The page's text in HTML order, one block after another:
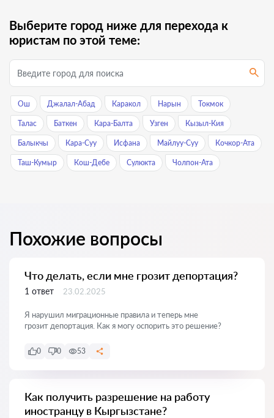
Выберите город ниже для перехода к
юристам по этой теме:
Ош Джалал-Абад Каракол Нарын Токмок
Талас Баткен Кара-Балта Узген Кызыл-Кия
Балыкчы Кара-Суу Исфана Майлуу-Суу Кочкор-Ата
Таш-Кумыр Кош-Дебе Сулюкта Чолпон-Ата
Похожие вопросы
Что делать, если мне грозит депортация?
1 ответ 23.02.2025
Я нарушил миграционные правила и теперь мне
грозит депортация. Как я могу оспорить это решение?
0 0 53
Как получить разрешение на работу
иностранцу в Кыргызстане?